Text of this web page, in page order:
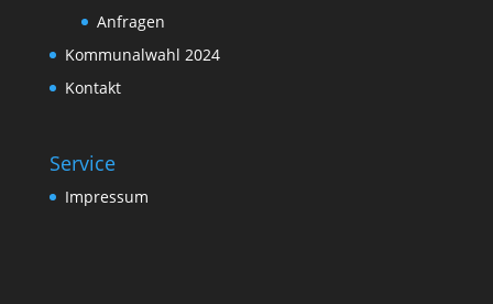
Anfragen
Kommunalwahl 2024
Kontakt
Service
Impressum